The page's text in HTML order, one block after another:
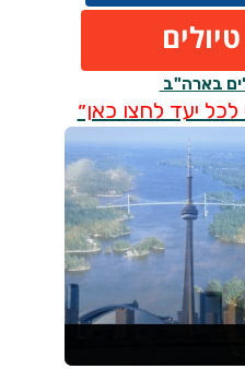
בארה"ב
יעד לחצו כאן״